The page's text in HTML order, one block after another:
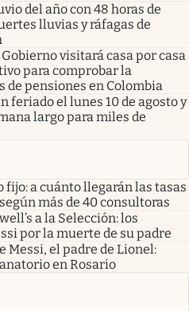
del año con 48 horas de
lluvias y ráfagas de
visitará casa por casa
para comprobar la
pensiones en Colombia
feriado el lunes 10 de agosto y
largo para miles de
a cuánto llegarán las tasas
más de 40 consultoras
a la Selección: los
por la muerte de su padre
Messi, el padre de Lionel:
en Rosario